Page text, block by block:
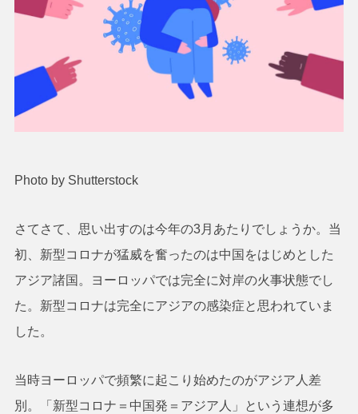
Photo by Shutterstock
さてさて、思い出すのは今年の3月あたりでしょうか。当
初、新型コロナが猛威を奮ったのは中国をはじめとした
アジア諸国。ヨーロッパでは完全に対岸の火事状態でし
た。新型コロナは完全にアジアの感染症と思われていま
した。
当時ヨーロッパで頻繁に起こり始めたのがアジア人差
別。「新型コロナ＝中国発＝アジア人」という連想が多